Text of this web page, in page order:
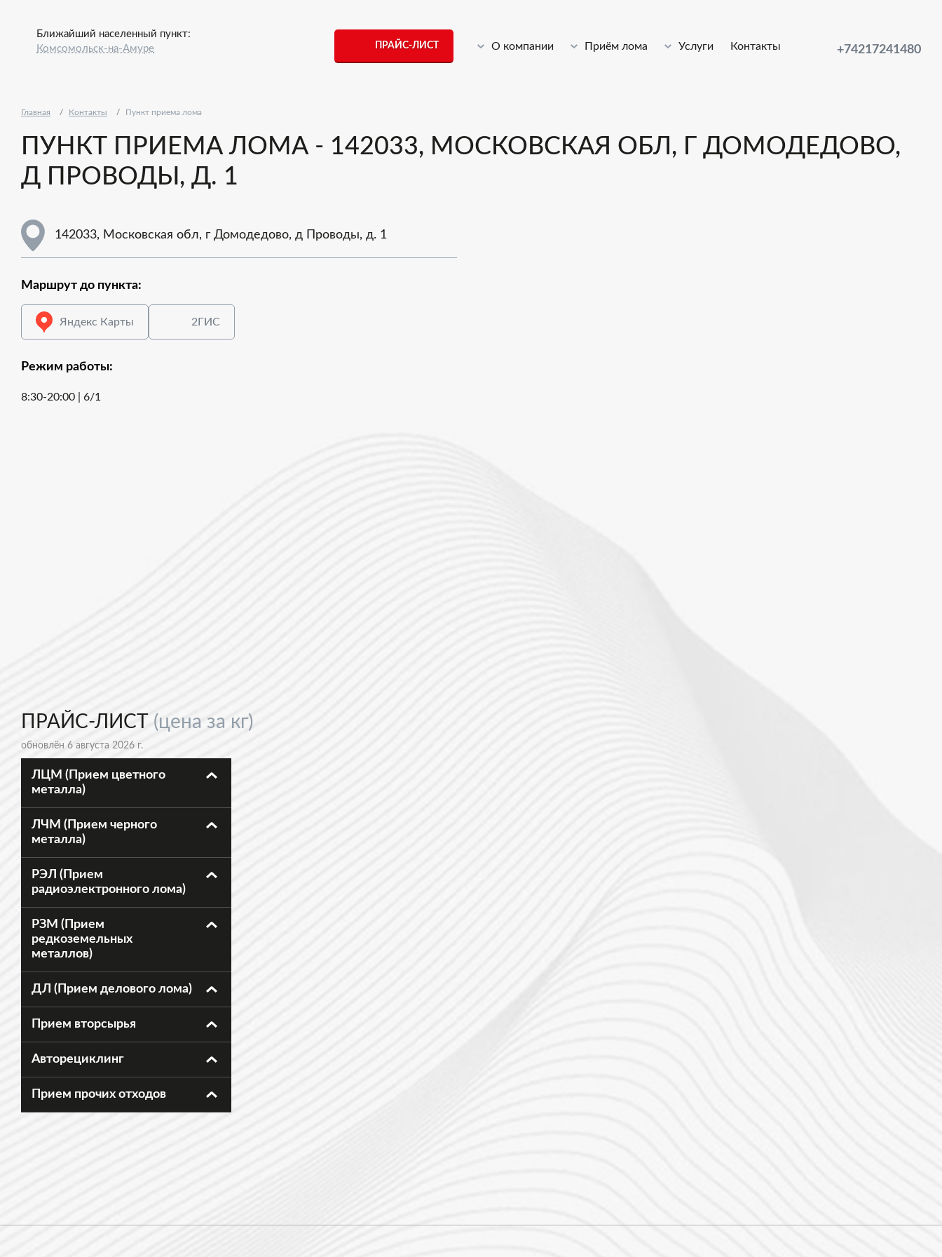
Ближайший населенный пункт:
Комсомольск-на-Амуре
ПРАЙС-ЛИСТ О компании Приём лома Услуги Контакты +74217241480
Главная Контакты Пункт приема лома
ПУНКТ ПРИЕМА ЛОМА - 142033, МОСКОВСКАЯ ОБЛ, Г ДОМОДЕДОВО,
Д ПРОВОДЫ, Д. 1
142033, Московская обл, г Домодедово, д Проводы, д. 1
Маршрут до пункта:
Яндекс Карты 2ГИС
Режим работы:
8:30-20:00 | 6/1
ПРАЙС-ЛИСТ (цена за кг)
обновлён 6 августа 2026 г.
ЛЦМ (Прием цветного
металла)
ЛЧМ (Прием черного
металла)
РЭЛ (Прием
радиоэлектронного лома)
РЗМ (Прием
редкоземельных
металлов)
ДЛ (Прием делового лома)
Прием вторсырья
Авторециклинг
Прием прочих отходов